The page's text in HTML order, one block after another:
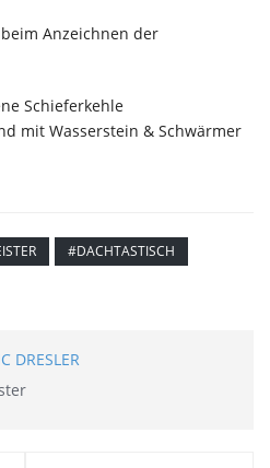
Anzeichnen der
Schieferkehle
mit Wasserstein & Schwärmer
#DACHTASTISCH
DRESLER